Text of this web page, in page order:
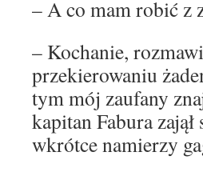
– A co mam robić z
– Kochanie,
przekierowaniu
tym mój zaufany
kapitan Fabura zajął
wkrótce namierzy